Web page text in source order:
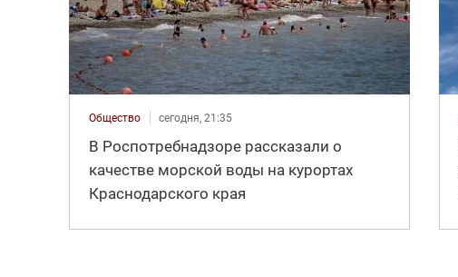
Общество сегодня, 21:35
В Роспотребнадзоре рассказали о
качестве морской воды на курортах
Краснодарского края